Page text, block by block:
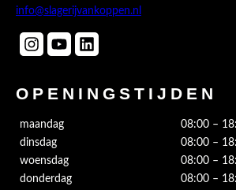
info@slagerijvankoppen.nl
OPENINGSTIJDEN
maandag
dinsdag
woensdag
donderdag
08:00 –
08:00 –
08:00 –
08:00 –